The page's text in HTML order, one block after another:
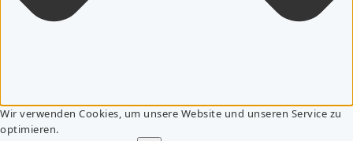
Wir verwenden Cookies, um unsere Website und unseren Service zu
optimieren.